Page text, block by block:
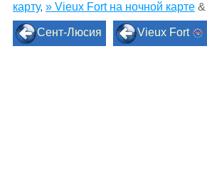
карту, » Vieux Fort на ночной карте&
Сент-Люсия Vieux Fort